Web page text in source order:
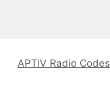
APTIV Radio Codes